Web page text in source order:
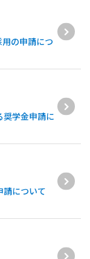
用の申請につ
学金申請に
請について